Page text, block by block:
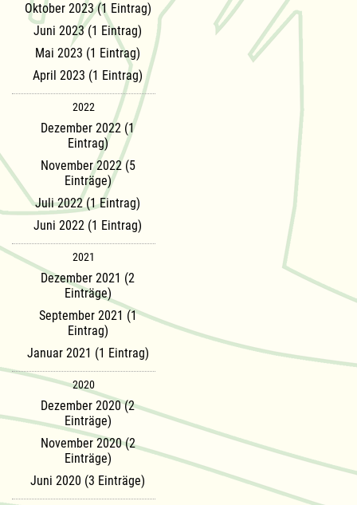
Oktober 2023 (1 Eintrag)
Juni 2023 (1 Eintrag)
Mai 2023 (1 Eintrag)
April 2023 (1 Eintrag)
2022
Dezember 2022 (1
Eintrag)
November 2022 (5
Einträge)
Juli 2022 (1 Eintrag)
Juni 2022 (1 Eintrag)
2021
Dezember 2021 (2
Einträge)
September 2021 (1
Eintrag)
Januar 2021 (1 Eintrag)
2020
Dezember 2020 (2
Einträge)
November 2020 (2
Einträge)
Juni 2020 (3 Einträge)